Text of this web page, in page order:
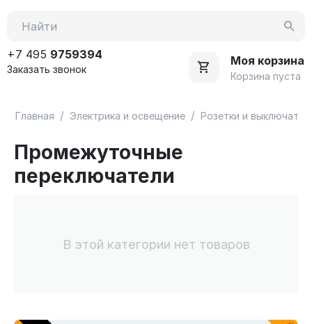
+7 495 9759394
Заказать звонок
Моя корзина
Корзина пуста
Главная / Электрика и освещение / Розетки и
Промежуточные
переключатели
В этой категории нет товаров